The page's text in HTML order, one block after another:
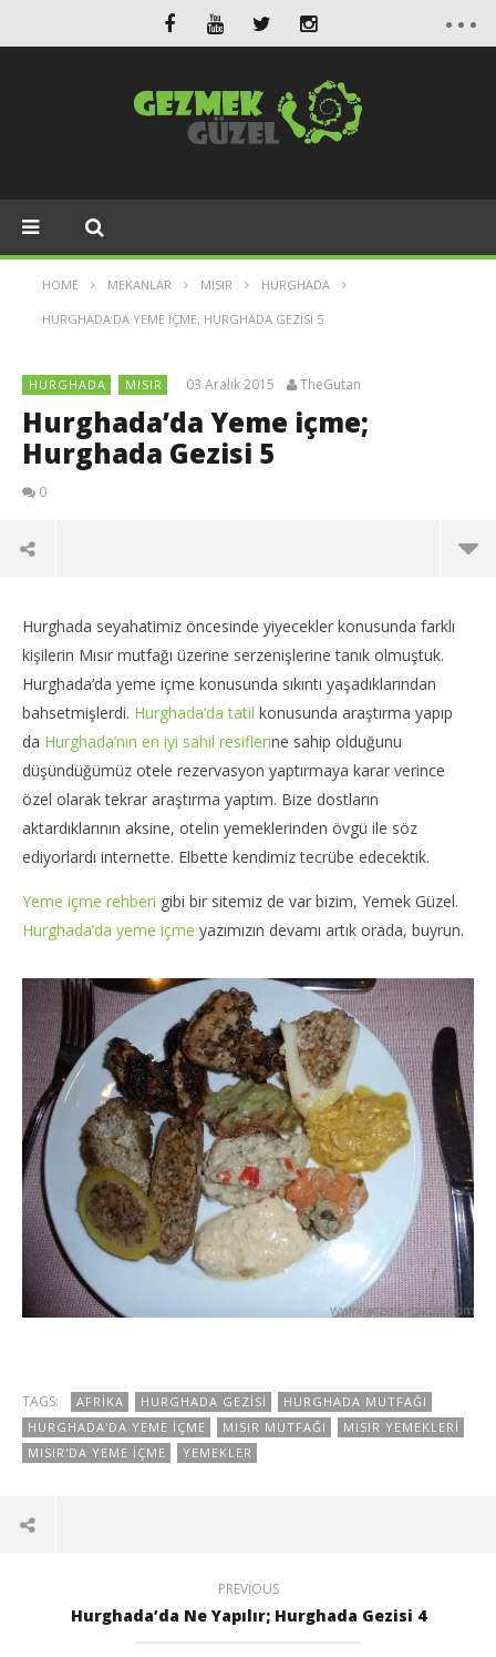
HOME MEKANLAR MISIR HURGHADA
HURGHADA’DA YEME IÇME; HURGHADA GEZISI 5
HURGHADA MISIR 03 Aralık 2015 TheGutan
Hurghada’da Yeme içme;
Hurghada Gezisi 5
0
Hurghada’da Yeme içme; Hurghada Gezisi 5
Aralık
2015
TheGutan
Hurghada seyahatimiz öncesinde yiyecekler konusunda farklı
kişilerin Mısır mutfağı üzerine serzenişlerine tanık olmuştuk.
Hurghada’da yeme içme konusunda sıkıntı yaşadıklarından
bahsetmişlerdi. Hurghada’da tatil konusunda araştırma yapıp
da Hurghada’nın en iyi sahil resiflerine sahip olduğunu
düşündüğümüz otele rezervasyon yaptırmaya karar verince
özel olarak tekrar araştırma yaptım. Bize dostların
aktardıklarının aksine, otelin yemeklerinden övgü ile söz
ediyorlardı internette. Elbette kendimiz tecrübe edecektik.
Yeme içme rehberi gibi bir sitemiz de var bizim, Yemek Güzel.
Hurghada’da yeme içme yazımızın devamı artık orada, buyrun.
TAGS: AFRIKA HURGHADA GEZISI
HURGHADA MUTFAĞI
HURGHADA'DA YEME İÇME
MISIR MUTFAĞI
MISIR YEMEKLERI
MISIR'DA YEME İÇME
YEMEKLER
PREVIOUS
Hurghada’da Ne Yapılır; Hurghada Gezisi 4